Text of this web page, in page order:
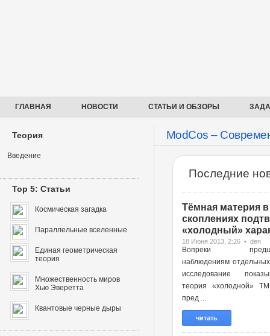
ГЛАВНАЯ НОВОСТИ СТАТЬИ И ОБЗОРЫ
ModCos –
Последние
Тёмная материя в
скоплениях
«холодный»
18 Июня 2013, 2:26 • den
Вопреки
наблюдениям
исследование
теория «холодной»
пред ...
читать
Теория
Введение
Top 5: Статьи
Космическая загадка
Параллельные вселенные
Единая геометрическая
теория
Множественность миров
Хью Эверетта
Квантовые черные дыры